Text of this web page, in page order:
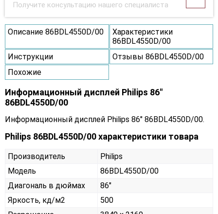
Получите консультацию нашего специалиста
Описание 86BDL4550D/00
Характеристики
86BDL4550D/00
Инструкции
Отзывы 86BDL4550D/00
Похожие
Информационный дисплей Philips 86"
86BDL4550D/00
Информационный дисплей Philips 86" 86BDL4550D/00.
Philips 86BDL4550D/00 характеристики товара
Производитель
Philips
Модель
86BDL4550D/00
Диагональ в дюймах
86"
Яркость, кд/м2
500